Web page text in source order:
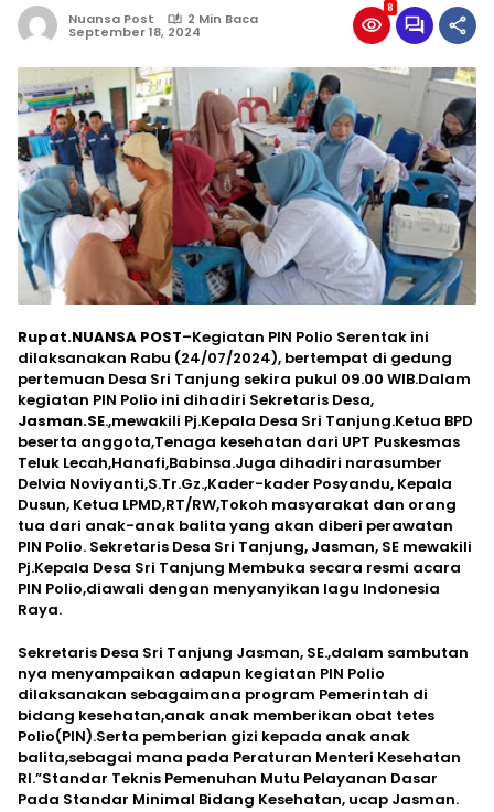
Nuansa Post 2 Min Baca
September 18, 2024
8
Rupat.NUANSA POST–Kegiatan PIN Polio Serentak ini
dilaksanakan Rabu (24/07/2024), bertempat di gedung
pertemuan Desa Sri Tanjung sekira pukul 09.00 WIB.Dalam
kegiatan PIN Polio ini dihadiri Sekretaris Desa,
Jasman.SE.,mewakili Pj.Kepala Desa Sri Tanjung.Ketua BPD
beserta anggota,Tenaga kesehatan dari UPT Puskesmas
Teluk Lecah,Hanafi,Babinsa.Juga dihadiri narasumber
Delvia Noviyanti,S.Tr.Gz.,Kader-kader Posyandu, Kepala
Dusun, Ketua LPMD,RT/RW,Tokoh masyarakat dan orang
tua dari anak-anak balita yang akan diberi perawatan
PIN Polio. Sekretaris Desa Sri Tanjung, Jasman, SE mewakili
Pj.Kepala Desa Sri Tanjung Membuka secara resmi acara
PIN Polio,diawali dengan menyanyikan lagu Indonesia
Raya.
Sekretaris Desa Sri Tanjung Jasman, SE.,dalam sambutan
nya menyampaikan adapun kegiatan PIN Polio
dilaksanakan sebagaimana program Pemerintah di
bidang kesehatan,anak anak memberikan obat tetes
Polio(PIN).Serta pemberian gizi kepada anak anak
balita,sebagai mana pada Peraturan Menteri Kesehatan
RI.”Standar Teknis Pemenuhan Mutu Pelayanan Dasar
Pada Standar Minimal Bidang Kesehatan, ucap Jasman.